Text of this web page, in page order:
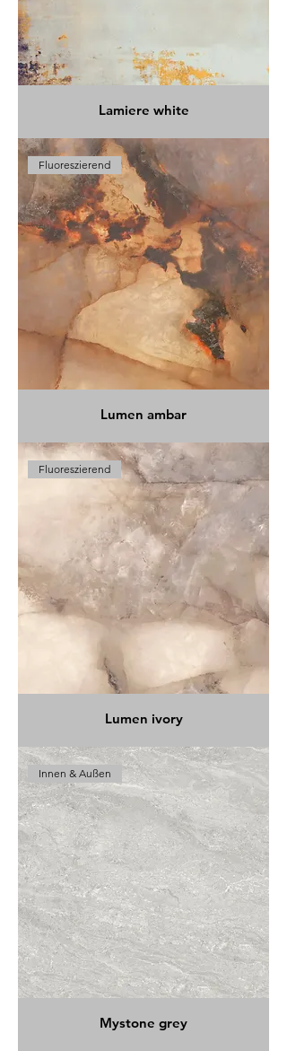
Lamiere white
Fluoreszierend
Lumen ambar
Fluoreszierend
Lumen ivory
Innen & Außen
Mystone grey